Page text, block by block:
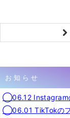
お知らせ
◯06.12 Instagram
◯06.01 TikTokのフ